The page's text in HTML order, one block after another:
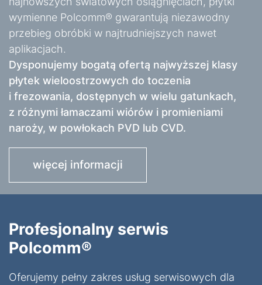
wymienne Polcomm® gwarantują niezawodny
przebieg obróbki w najtrudniejszych nawet
aplikacjach.
Dysponujemy bogatą ofertą najwyższej klasy
płytek wieloostrzowych do toczenia
i frezowania, dostępnych w wielu gatunkach,
z różnymi łamaczami wiórów i promieniami
naroży, w powłokach PVD lub CVD.
więcej informacji
Profesjonalny serwis
Polcomm®
Oferujemy pełny zakres usług serwisowych dla